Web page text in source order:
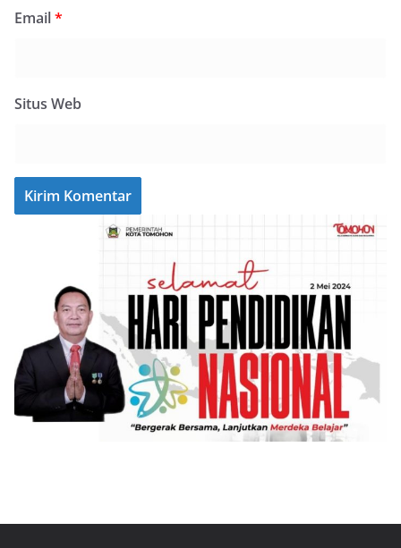
Email*
Situs Web